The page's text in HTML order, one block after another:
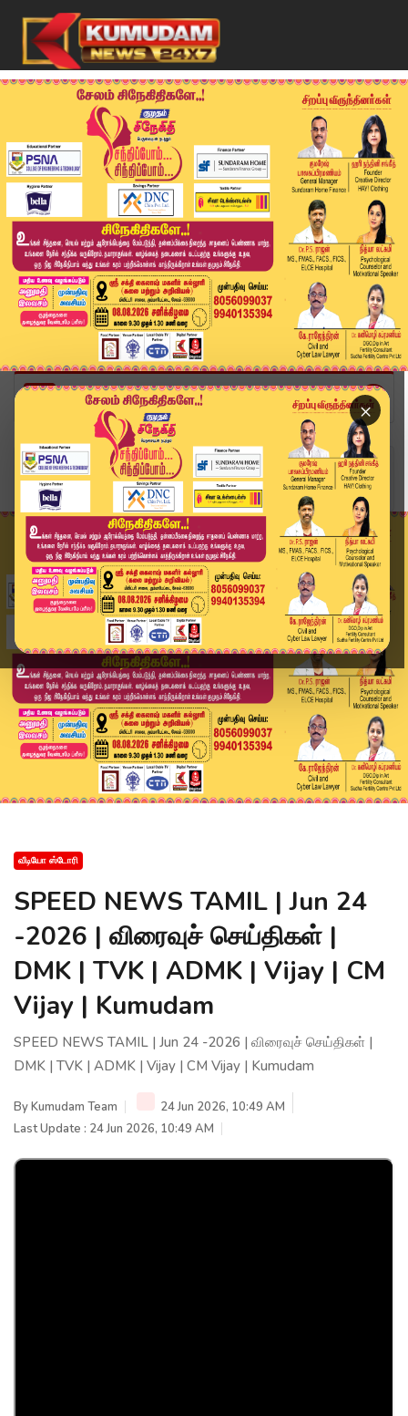
×
Home
வீடியோ ஸ்டோரி
SPEED NEWS TAMIL | Jun 24 -2026 | விரைவுச் செய்...
வீடியோ ஸ்டோரி
SPEED NEWS TAMIL | Jun 24
-2026 | விரைவுச் செய்திகள் |
DMK | TVK | ADMK | Vijay | CM
Vijay | Kumudam
SPEED NEWS TAMIL | Jun 24 -2026 | விரைவுச் செய்திகள் |
DMK | TVK | ADMK | Vijay | CM Vijay | Kumudam
ByKumudam Team
24 Jun 2026, 10:49 AM
Last Update : 24 Jun 2026, 10:49 AM